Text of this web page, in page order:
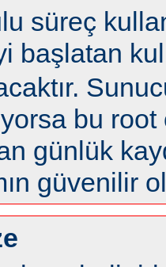
süreç
başlatan
bu
günlük
güvenilir